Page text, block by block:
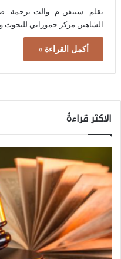
بقلم: ستيفن م. والت ترجمة:
الشاهين مركز حمورابي للبحوث
أكمل القراءة »
الاكثر قراءةً